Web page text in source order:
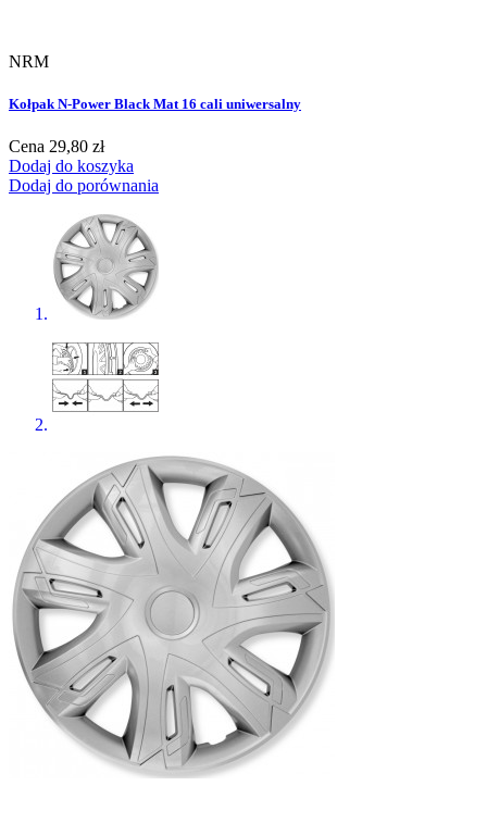
NRM
Kołpak N-Power Black Mat 16 cali uniwersalny
Cena 29,80 zł
Dodaj do koszyka
Dodaj do porównania